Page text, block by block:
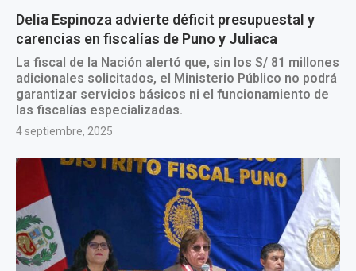
Delia Espinoza advierte déficit presupuestal y
carencias en fiscalías de Puno y Juliaca
La fiscal de la Nación alertó que, sin los S/ 81 millones
adicionales solicitados, el Ministerio Público no podrá
garantizar servicios básicos ni el funcionamiento de
las fiscalías especializadas.
4 septiembre, 2025